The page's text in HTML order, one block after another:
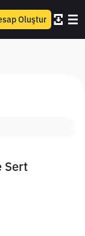
Oluştur
Sert